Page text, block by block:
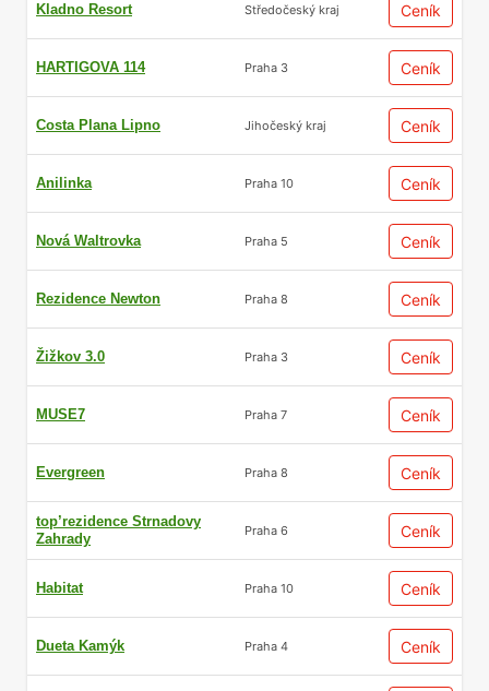
Kladno Resort Středočeský kraj Ceník
HARTIGOVA 114 Praha 3 Ceník
Costa Plana Lipno Jihočeský kraj Ceník
Anilinka Praha 10 Ceník
Nová Waltrovka Praha 5 Ceník
Rezidence Newton Praha 8 Ceník
Žižkov 3.0 Praha 3 Ceník
MUSE7 Praha 7 Ceník
Evergreen Praha 8 Ceník
top’rezidence Strnadovy
Zahrady
Praha 6 Ceník
Habitat Praha 10 Ceník
Dueta Kamýk Praha 4 Ceník